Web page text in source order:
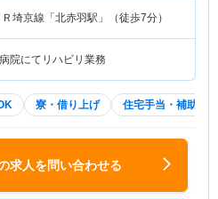
Ｒ埼京線「北赤羽駅」（徒歩7分）
院にてリハビリ業務
寮・借り上げ 住宅手当・補助
求人を問い合わせる